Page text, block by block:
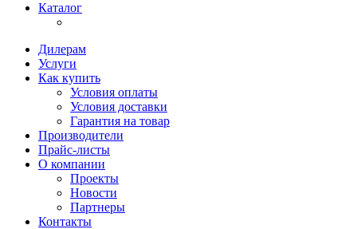
Каталог
Дилерам
Услуги
Как купить
Условия оплаты
Условия доставки
Гарантия на товар
Производители
Прайс-листы
О компании
Проекты
Новости
Партнеры
Контакты